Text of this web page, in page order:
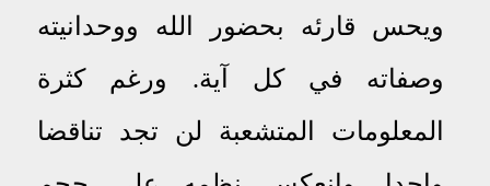
ويحس قارئه بحضور الله ووحدانيته
وصفاته في كل
آية. ورغم كثرة
المعلومات المتشعبة لن تجد تناقضا